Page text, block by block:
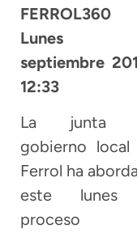
Lunes
septiembre
12:33
La junta
gobierno local
Ferrol ha
este lunes
proceso